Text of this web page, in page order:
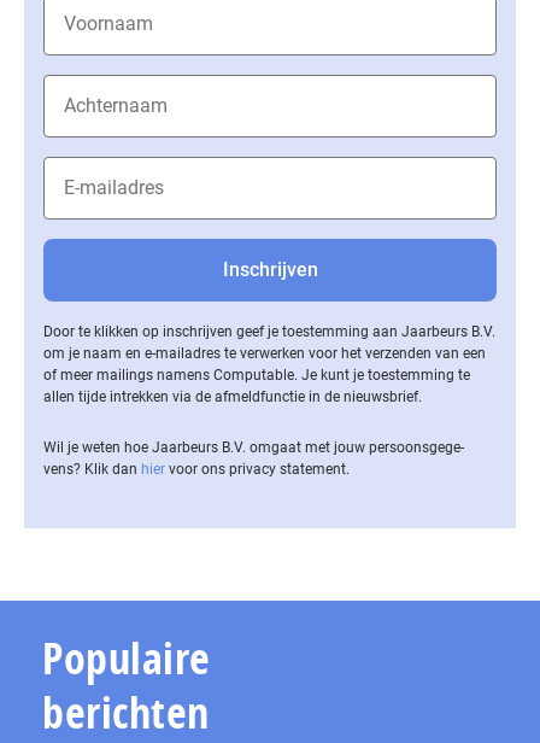
Door te klikken op inschrijven geef je toestemming aan Jaarbeurs B.V.
om je naam en e-mailadres te verwerken voor het verzenden van een
of meer mailings namens Computable. Je kunt je toestemming te
allen tijde intrekken via de af­meld­func­tie in de nieuwsbrief.
Wil je weten hoe Jaarbeurs B.V. omgaat met jouw per­soons­ge­ge­
vens? Klik dan hier voor ons privacy statement.
Populaire
berichten